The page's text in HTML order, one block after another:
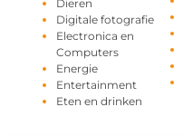
Dieren
Digitale fotografie
Electronica en
Computers
Energie
Entertainment
Eten en drinken